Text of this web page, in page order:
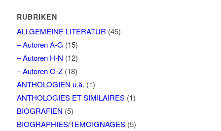
RUBRIKEN
ALLGEMEINE LITERATUR (45)
– Autoren A-G (15)
– Autoren H-N (12)
– Autoren O-Z(18)
ANTHOLOGIEN u.ä. (1)
ANTHOLOGIES ET SIMILAIRES(1)
BIOGRAFIEN (5)
BIOGRAPHIES/TEMOIGNAGES(5)